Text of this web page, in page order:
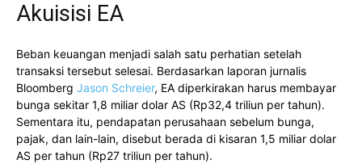
Akuisisi EA
Beban keuangan menjadi salah satu perhatian setelah
transaksi tersebut selesai. Berdasarkan laporan jurnalis
Bloomberg Jason Schreier, EA diperkirakan harus membayar
bunga sekitar 1,8 miliar dolar AS (Rp32,4 triliun per tahun).
Sementara itu, pendapatan perusahaan sebelum bunga,
pajak, dan lain-lain, disebut berada di kisaran 1,5 miliar dolar
AS per tahun (Rp27 triliun per tahun).